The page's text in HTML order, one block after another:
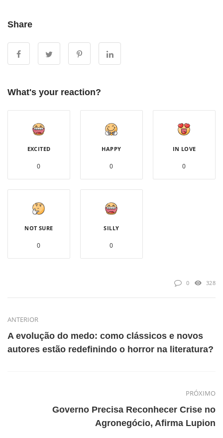
Share
What's your reaction?
EXCITED
0
HAPPY
0
IN LOVE
0
NOT SURE
0
SILLY
0
0 328
ANTERIOR
A evolução do medo: como clássicos e novos
autores estão redefinindo o horror na literatura?
PRÓXIMO
Governo Precisa Reconhecer Crise no
Agronegócio, Afirma Lupion